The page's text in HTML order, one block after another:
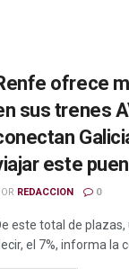
ofrece
sus trenes
este
REDACCION 0
este total de
el 7%, informa la